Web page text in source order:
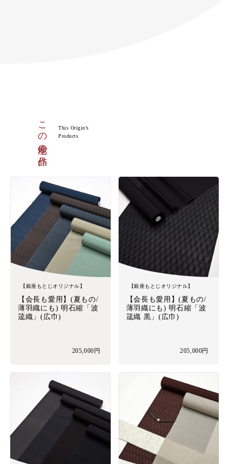
この産地の作品
This Origin’s
Products
【銀座もとじオリジナル】
【会長も愛用】(夏もの/
薄羽織にも) 明石縮「波
筬織」(広巾)
205,000円
【銀座もとじオリジナル】
【会長も愛用】(夏もの/
薄羽織にも) 明石縮「波
筬織 黒」(広巾)
205,000円